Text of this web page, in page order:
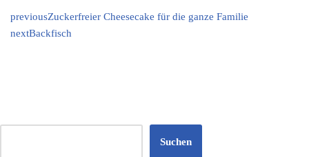
previousZuckerfreier Cheesecake für die ganze Familie
nextBackfisch
Suchen